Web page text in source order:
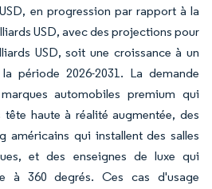
en progression par rapport à la
USD, avec des projections pour
USD, soit une croissance à un
période 2026-2031. La demande
automobiles premium qui
haute à réalité augmentée, des
américains qui installent des salles
et des enseignes de luxe qui
à 360 degrés. Ces cas d'usage